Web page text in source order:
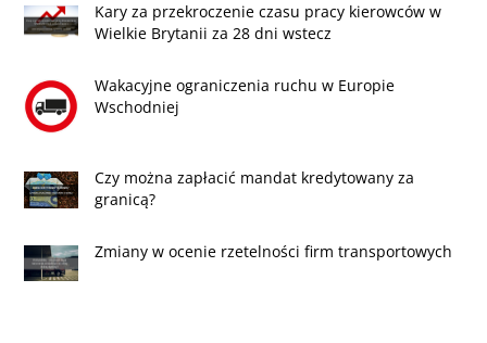
Kary za przekroczenie czasu pracy kierowców w
Wielkie Brytanii za 28 dni wstecz
Wakacyjne ograniczenia ruchu w Europie
Wschodniej
Czy można zapłacić mandat kredytowany za
granicą?
Zmiany w ocenie rzetelności firm transportowych